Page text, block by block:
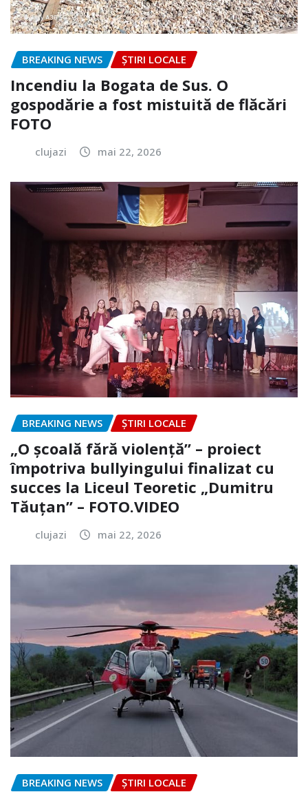
BREAKING NEWS ȘTIRI LOCALE
Incendiu la Bogata de Sus. O
gospodărie a fost mistuită de flăcări
FOTO
clujazi mai 22, 2026
BREAKING NEWS ȘTIRI LOCALE
„O școală fără violență” – proiect
împotriva bullyingului finalizat cu
succes la Liceul Teoretic „Dumitru
Tăuțan” – FOTO.VIDEO
clujazi mai 22, 2026
BREAKING NEWS ȘTIRI LOCALE